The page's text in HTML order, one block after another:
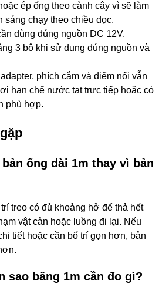
ép ống theo cành cây vì sẽ làm
sáng chạy theo chiều dọc.
dùng đúng nguồn DC 12V.
3 bộ khi sử dụng đúng nguồn và
phích cắm và điểm nối vẫn
hạn chế nước tạt trực tiếp hoặc có
phù hợp.
ống dài 1m thay vì bản
treo có đủ khoảng hở để thả hết
vật cản hoặc luồng đi lại. Nếu
tiết hoặc cần bố trí gọn hơn, bản
sao băng 1m cần đo gì?